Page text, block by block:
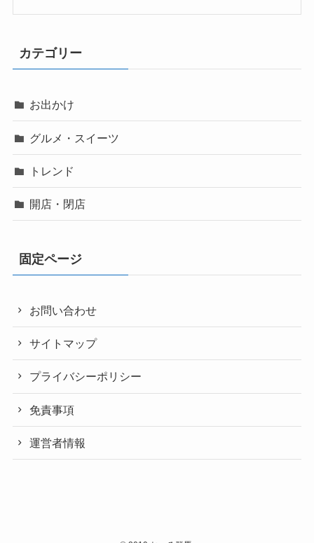
カテゴリー
お出かけ
グルメ・スイーツ
トレンド
開店・閉店
固定ページ
お問い合わせ
サイトマップ
プライバシーポリシー
免責事項
運営者情報